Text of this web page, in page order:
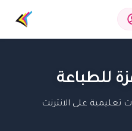
للطباعة
على الانترنت